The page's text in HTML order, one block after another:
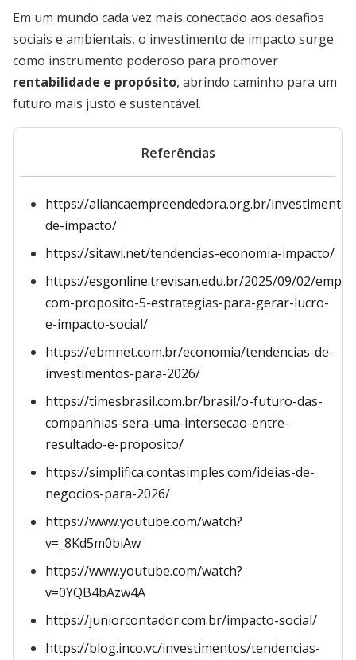
Em um mundo cada vez mais conectado aos desafios
sociais e ambientais, o investimento de impacto surge
como instrumento poderoso para promover
rentabilidade e propósito, abrindo caminho para um
futuro mais justo e sustentável.
Referências
https://aliancaempreendedora.org.br/investimento-
de-impacto/
https://sitawi.net/tendencias-economia-impacto/
https://esgonline.trevisan.edu.br/2025/09/02/
com-proposito-5-estrategias-para-gerar-lucro-
e-impacto-social/
https://ebmnet.com.br/economia/tendencias-de-
investimentos-para-2026/
https://timesbrasil.com.br/brasil/o-futuro-das-
companhias-sera-uma-intersecao-entre-
resultado-e-proposito/
https://simplifica.contasimples.com/ideias-de-
negocios-para-2026/
https://www.youtube.com/watch?
v=_8Kd5m0biAw
https://www.youtube.com/watch?
v=0YQB4bAzw4A
https://juniorcontador.com.br/impacto-social/
https://blog.inco.vc/investimentos/tendencias-